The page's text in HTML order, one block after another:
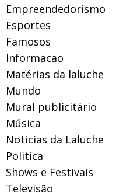
Empreendedorismo
Esportes
Famosos
Informacao
Matérias da laluche
Mundo
Mural publicitário
Música
Noticias da Laluche
Politica
Shows e Festivais
Televisão